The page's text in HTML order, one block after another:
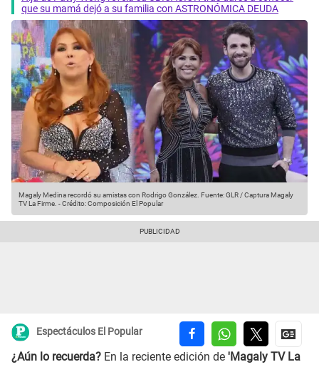
que su mamá dejó a su familia con ASTRONÓMICA DEUDA
Magaly Medina recordó su amistas con Rodrigo González. Fuente: GLR / Captura Magaly
TV La Firme. -Crédito: Composición El Popular
Espectáculos El Popular
¿Aún lo recuerda? En la reciente edición de 'Magaly TV La